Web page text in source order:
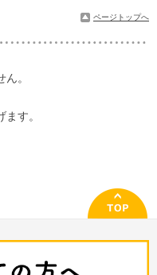
ページトップへ
。
す。